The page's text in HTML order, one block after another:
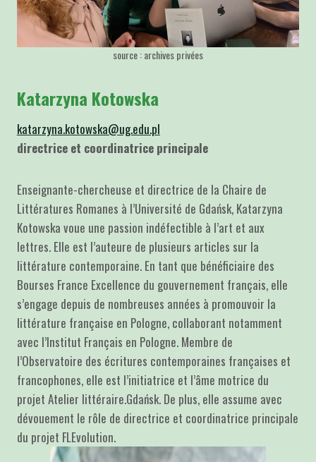
source : archives privées
Katarzyna Kotowska
katarzyna.kotowska@ug.edu.pl
directrice et coordinatrice principale
Enseignante-chercheuse et directrice de la Chaire de
Littératures Romanes à l’Université de Gdańsk, Katarzyna
Kotowska voue une passion indéfectible à l’art et aux
lettres. Elle est l’auteure de plusieurs articles sur la
littérature contemporaine. En tant que bénéficiaire des
Bourses France Excellence du gouvernement français, elle
s’engage depuis de nombreuses années à promouvoir la
littérature française en Pologne, collaborant notamment
avec l’Institut Français en Pologne. Membre de
l’Observatoire des écritures contemporaines françaises et
francophones, elle est l’initiatrice et l’âme motrice du
projet Atelier littéraire.Gdańsk. De plus, elle assume avec
dévouement le rôle de directrice et coordinatrice principale
du projet FLEvolution.